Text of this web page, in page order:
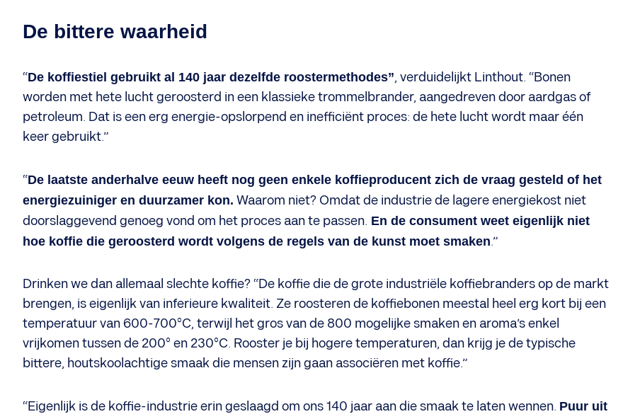
De bittere waarheid
“De koffiestiel gebruikt al 140 jaar dezelfde roostermethodes”, verduidelijkt Linthout. “Bonen
worden met hete lucht geroosterd in een klassieke trommelbrander, aangedreven door aardgas of
petroleum. Dat is een erg energie-opslorpend en inefficiënt proces: de hete lucht wordt maar één
keer gebruikt.”
“De laatste anderhalve eeuw heeft nog geen enkele koffieproducent zich de vraag gesteld of het
energiezuiniger en duurzamer kon. Waarom niet? Omdat de industrie de lagere energiekost niet
doorslaggevend genoeg vond om het proces aan te passen. En de consument weet eigenlijk niet
hoe koffie die geroosterd wordt volgens de regels van de kunst moet smaken.”
Drinken we dan allemaal slechte koffie? “De koffie die de grote industriële koffiebranders op de markt
brengen, is eigenlijk van inferieure kwaliteit. Ze roosteren de koffiebonen meestal heel erg kort bij een
temperatuur van 600-700°C, terwijl het gros van de 800 mogelijke smaken en aroma’s enkel
vrijkomen tussen de 200° en 230°C. Rooster je bij hogere temperaturen, dan krijg je de typische
bittere, houtskoolachtige smaak die mensen zijn gaan associëren met koffie.”
“Eigenlijk is de koffie-industrie erin geslaagd om ons 140 jaar aan die smaak te laten wennen. Puur uit